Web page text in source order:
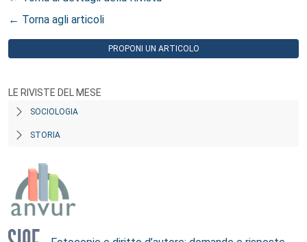
← Torna agli articoli
PROPONI UN ARTICOLO
LE RIVISTE DEL MESE
SOCIOLOGIA
STORIA